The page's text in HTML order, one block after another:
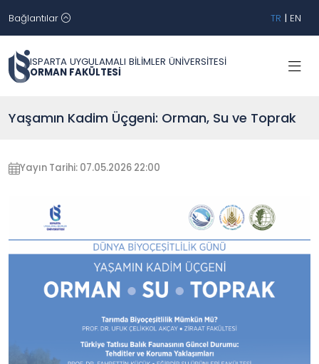
Bağlantılar TR | EN
ISPARTA UYGULAMALI BİLİMLER ÜNİVERSİTESİ
ORMAN FAKÜLTESİ
Yaşamın Kadim Üçgeni: Orman, Su ve Toprak
Yayın Tarihi: 07.05.2026 22:00